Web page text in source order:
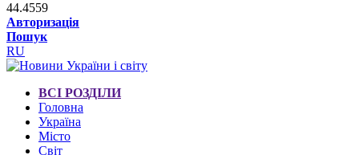
44.4559
Авторизація
Пошук
RU
ВСІ РОЗДІЛИ
Головна
Україна
Місто
Світ